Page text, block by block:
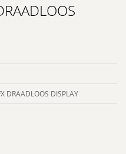
DRAADLOOS DISPLAY